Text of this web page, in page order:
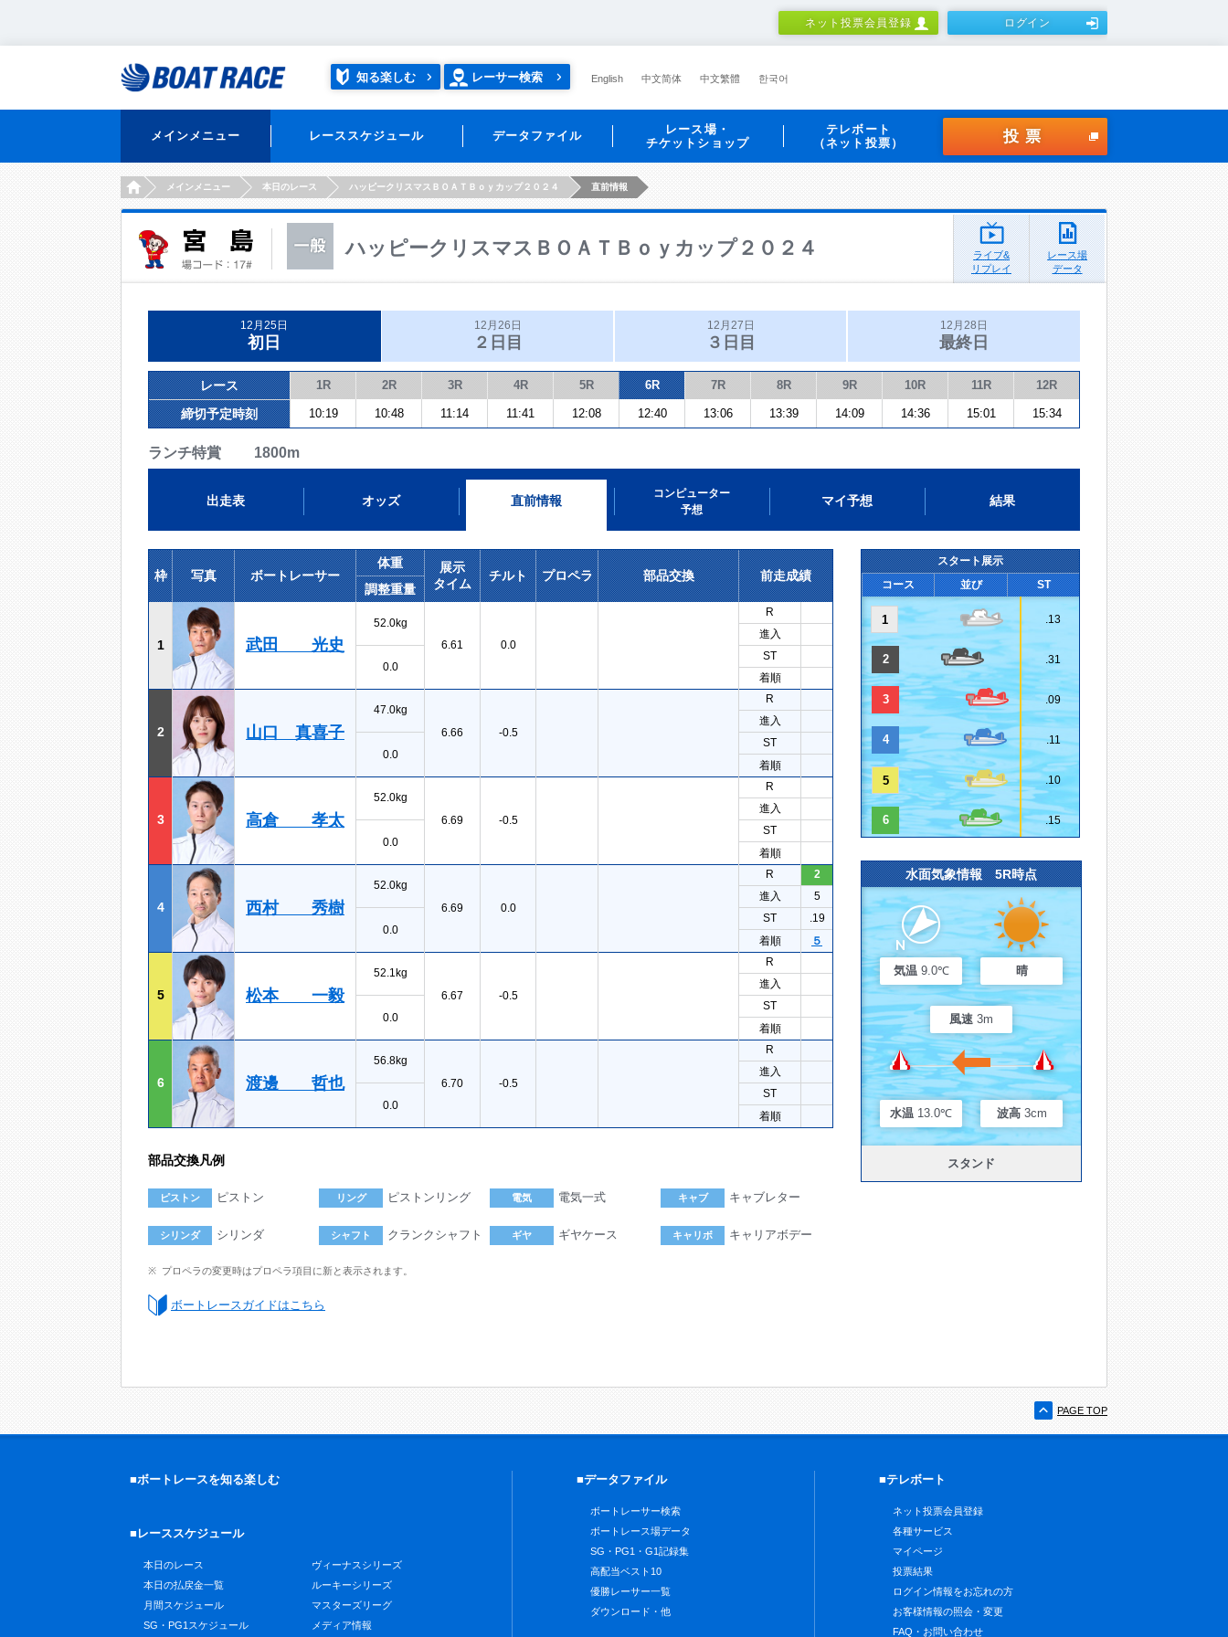
ネット投票会員登録 ログイン
知る楽しむ レーサー検索 English 中文简体 中文繁體 한국어
メインメニュー レーススケジュール データファイル
レース場・
チケットショップ
テレボート
（ネット投票）
投票
HOMEメインメニュー 本日のレース ハッピークリスマスＢＯＡＴＢｏｙカップ２０２４ 直前情報
ハッピークリスマスＢＯＡＴＢｏｙカップ２０２４
ライブ&
リプレイ
レース場
データ
12月25日
初日
12月26日
２日目
12月27日
３日目
12月28日
最終日
レース 1R 2R 3R 4R 5R 6R 7R 8R 9R 10R 11R 12R
締切予定時刻 10:19 10:48 11:14 11:41 12:08 12:40 13:06 13:39 14:09 14:36 15:01 15:34
ランチ特賞 1800m
出走表 オッズ 直前情報
コンピューター
予想
マイ予想 結果
枠 写真 ボートレーサー
体重
展示
タイム
チルト プロペラ 部品交換
前走成績
調整重量
1 武田 光史
52.0kg
6.61
0.0
R
進入
0.0
ST
着順
2 山口 真喜子
47.0kg
6.66
-0.5
R
進入
0.0
ST
着順
3 高倉 孝太
52.0kg
6.69
-0.5
R
進入
0.0
ST
着順
4 西村 秀樹
52.0kg
6.69
0.0
R
2
進入
5
0.0
ST
.19
着順
５
5 松本 一毅
52.1kg
6.67
-0.5
R
進入
0.0
ST
着順
6 渡邊 哲也
56.8kg
6.70
-0.5
R
進入
0.0
ST
着順
部品交換凡例
ピストン ピストン リング ピストンリング 電気 電気一式 キャブ キャブレター
シリンダ シリンダ シャフト クランクシャフト ギヤ ギヤケース キャリボ キャリアボデー
プロペラの変更時はプロペラ項目に新と表示されます。
ボートレースガイドはこちら
スタート展示
コース
並び ST
1 .13
2 .31
3 .09
4 .11
5 .10
6 .15
水面気象情報 5R時点
気温 9.0℃ 晴
風速 3m
水温 13.0℃ 波高 3cm
スタンド
PAGE TOP
■ボートレースを知る楽しむ
■レーススケジュール
本日のレース
本日の払戻金一覧
月間スケジュール
SG・PG1スケジュール
ヴィーナスシリーズ
ルーキーシリーズ
マスターズリーグ
メディア情報
■データファイル
ボートレーサー検索
ボートレース場データ
SG・PG1・G1記録集
高配当ベスト10
優勝レーサー一覧
ダウンロード・他
■テレボート
ネット投票会員登録
各種サービス
マイページ
投票結果
ログイン情報をお忘れの方
お客様情報の照会・変更
FAQ・お問い合わせ